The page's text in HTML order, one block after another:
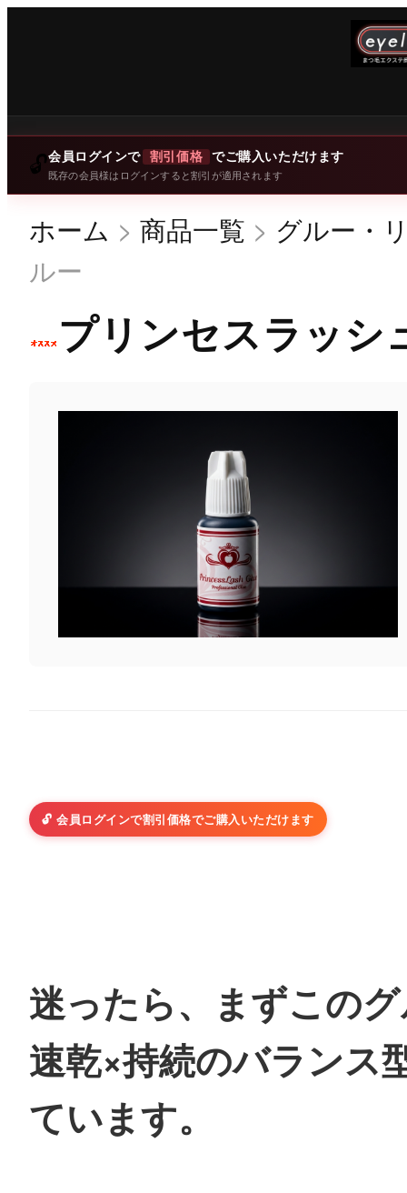
🔓会員ログインで 割引価格 でご購入いただけます
既存の会員様はログインすると割引が適用されます
ホーム > 商品一覧 > グルー・
ルー
プリンセスラッシ
🔓 会員ログインで割引価格でご購入いただけます
迷ったら、まずこの
速乾×持続のバランス
ています。